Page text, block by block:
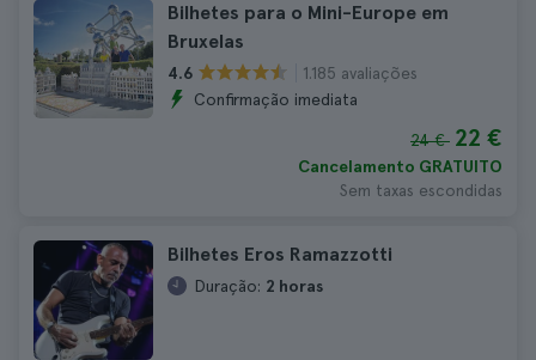
Bilhetes para o Mini-Europe em
Bruxelas
4.6
1.185 avaliações
Confirmação imediata
24 € 22 €
Cancelamento GRATUITO
Sem taxas escondidas
Bilhetes Eros Ramazzotti
Duração: 2 horas